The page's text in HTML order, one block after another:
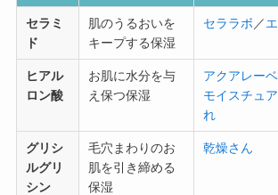
セラミ
ド
肌のうるおいを
キープする保湿
セララボ ／
ヒアル
ロン酸
お肌に水分を与
え保つ保湿
アクアレー
モイスチュ
れ
グリシ
ルグリ
シン
毛穴まわりのお
肌を引き締める
保湿
乾燥さん